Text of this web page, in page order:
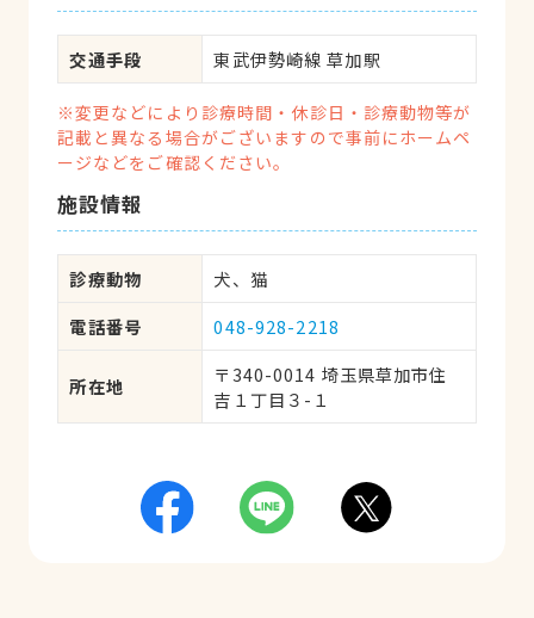
交通手段 東武伊勢崎線 草加駅
※変更などにより診療時間・休診日・診療動物等が
記載と異なる場合がございますので事前にホームペ
ージなどをご確認ください。
施設情報
診療動物
犬、猫
電話番号
048-928-2218
所在地
〒340-0014 埼玉県草加市住
吉１丁目３-１